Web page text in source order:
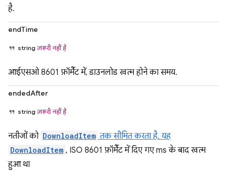
है.
endTime
stringज़रूरी नहीं है
आईएसओ 8601 फ़ॉर्मैट में, डाउनलोड खत्म होने का समय.
endedAfter
stringज़रूरी नहीं है
नतीजों को DownloadItem तक सीमित करता है. यह
DownloadItem , ISO 8601 फ़ॉर्मैट में दिए गए ms के बाद खत्म
हुआ था